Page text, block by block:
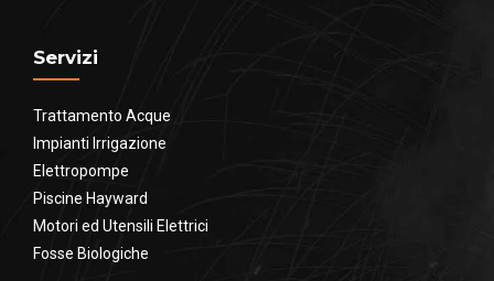
Servizi
Trattamento Acque
Impianti Irrigazione
Elettropompe
Piscine Hayward
Motori ed Utensili Elettrici
Fosse Biologiche